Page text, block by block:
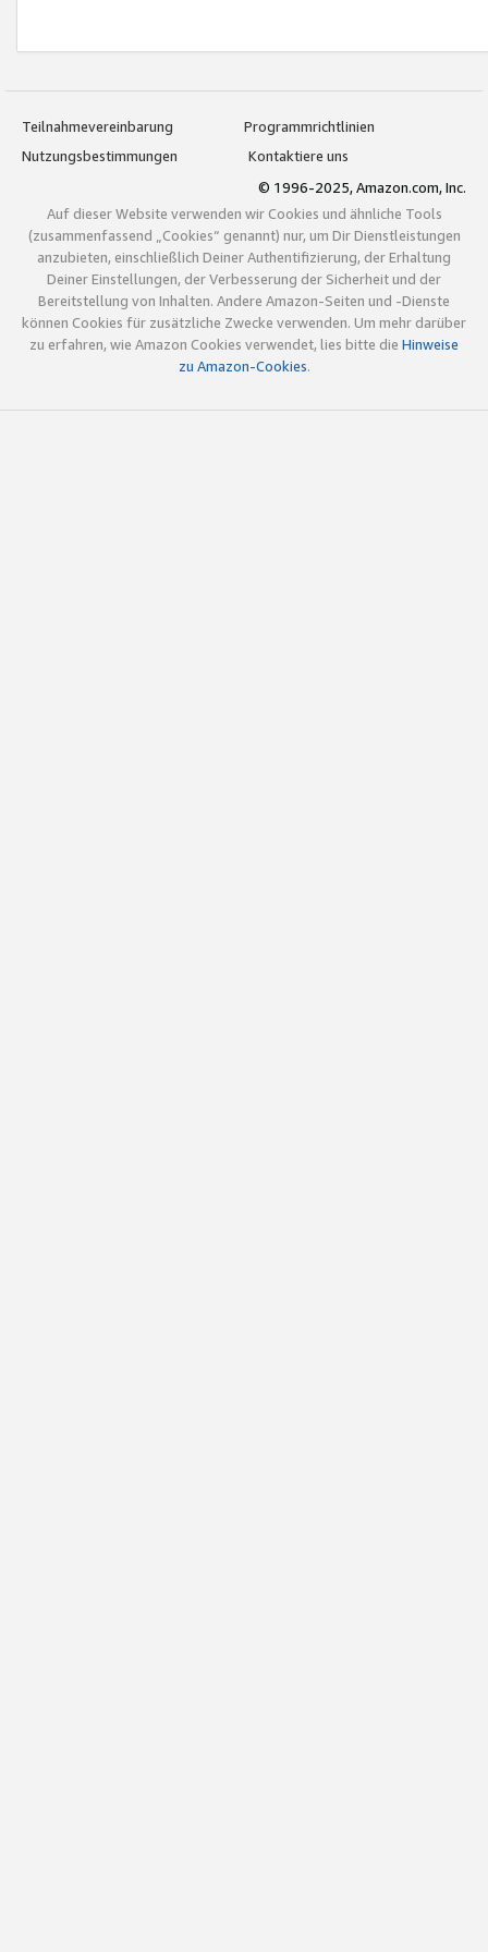
Teilnahmevereinbarung
Programmrichtlinien
Nutzungsbestimmungen
Kontaktiere uns
© 1996-2025, Amazon.com, Inc.
Auf dieser Website verwenden wir Cookies und ähnliche Tools
(zusammenfassend „Cookies“ genannt) nur, um Dir Dienstleistungen
anzubieten, einschließlich Deiner Authentifizierung, der Erhaltung
Deiner Einstellungen, der Verbesserung der Sicherheit und der
Bereitstellung von Inhalten. Andere Amazon-Seiten und -Dienste
können Cookies für zusätzliche Zwecke verwenden. Um mehr darüber
zu erfahren, wie Amazon Cookies verwendet, lies bitte die Hinweise
zu Amazon-Cookies.